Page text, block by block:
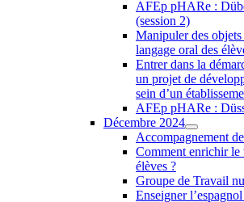
AFEp pHARe :
(session 2)
Manipuler des
langage oral des
Entrer dans la
un projet de
sein d’un
AFEp pHARe :
Décembre 2024
Accompagnement
Comment enrichir le
élèves ?
Groupe de Travail
Enseigner